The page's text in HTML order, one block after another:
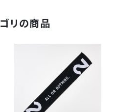
リの商品